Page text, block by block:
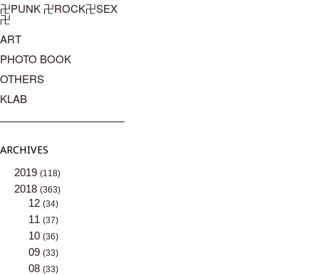
卍PUNK 卍ROCK卍SEX
卍
ART
PHOTO BOOK
OTHERS
KLAB
ARCHIVES
2019 (118)
2018 (363)
12 (34)
11 (37)
10 (36)
09 (33)
08 (33)